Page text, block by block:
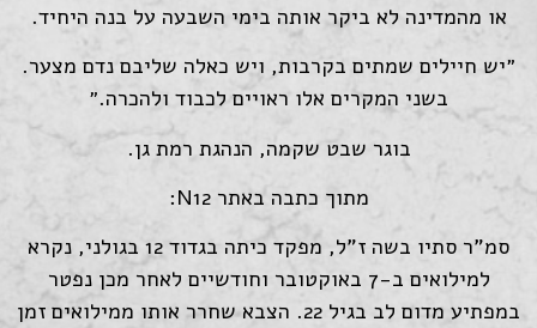
או מהמדינה לא ביקר אותה בימי השבעה על בנה היחיד.
״יש חיילים שמתים בקרבות, ויש כאלה שליבם נדם מצער.
בשני המקרים אלו ראויים לכבוד ולהכרה.״
בוגר שבט שקמה, הנהגת רמת גן.
מתוך כתבה באתר N12:
סמ"ר סתיו בשה ז"ל, מפקד כיתה בגדוד 12 בגולני, נקרא
למילואים ב-7 באוקטובר וחודשיים לאחר מכן נפטר
במפתיע מדום לב בגיל 22. הצבא שחרר אותו ממילואים זמן